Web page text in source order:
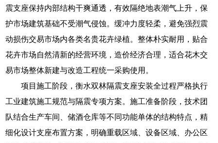
震支座保持内部结构干爽通透，有效隔绝地表潮气上升，保
护市场建筑基础不受潮气侵蚀。缓冲力度轻柔，避免强烈震
动损伤交易市场内各类名贵花卉绿植。整体朴实耐用，贴合
花卉市场自然清新的经营环境，造价经济合理，适合花木交
易市场整体新建与改造工程统一采购使用。
项目施工阶段，衡水双林隔震支座安装全过程严格执行
工业建筑施工规范与隔震专项方案。施工准备阶段，技术团
队结合生产车间、储酒仓库等不同功能单体的结构特点，精
细化设计支座布置方案，明确重载区域、设备区域、办公区